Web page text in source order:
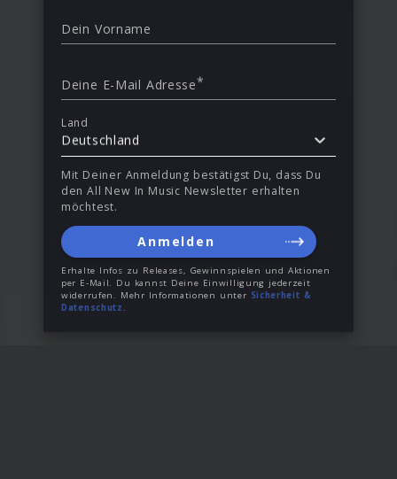
Dein Vorname
Deine E-Mail Adresse*
Land
Deutschland
Mit Deiner Anmeldung bestätigst Du, dass Du
den All New In Music Newsletter erhalten
möchtest.
Anmelden
Erhalte Infos zu Releases, Gewinnspielen und Aktionen
per E-Mail. Du kannst Deine Einwilligung jederzeit
widerrufen. Mehr Informationen unter Sicherheit &
Datenschutz .